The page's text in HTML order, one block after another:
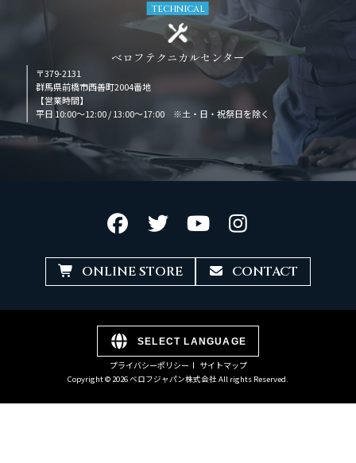
TECHNICAL
ベロフテクニカルセンター
〒379-2131
群馬県前橋市西善町2004番地
【営業時間】
平日 10:00～12:00 / 13:00～17:00 ※土・日・祝祭日を除く
ONLINE STORE CONTACT
SELECT LANGUAGE
プライバシーポリシー サイトマップ
Copyright © 2026 ベロフジャパン株式会社 All rights Reserved.